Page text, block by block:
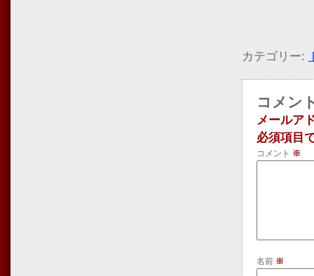
カテゴリー:
コメン
メールア
必須項目
コメント ※
名前 ※